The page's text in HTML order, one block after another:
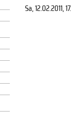
Sa, 12.02.2011,